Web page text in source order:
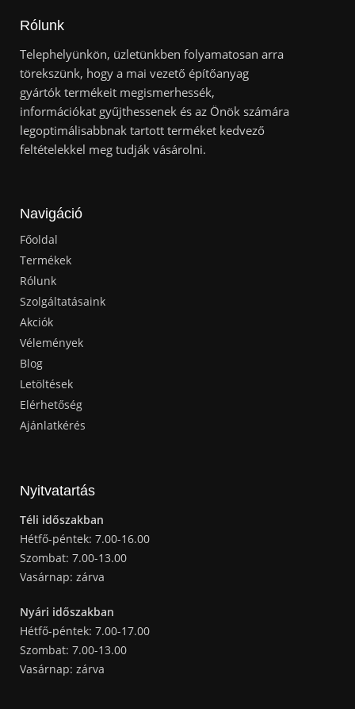
Rólunk
Telephelyünkön, üzletünkben folyamatosan arra
törekszünk, hogy a mai vezető építőanyag
gyártók termékeit megismerhessék,
információkat gyűjthessenek és az Önök számára
legoptimálisabbnak tartott terméket kedvező
feltételekkel meg tudják vásárolni.
Navigáció
Főoldal
Termékek
Rólunk
Szolgáltatásaink
Akciók
Vélemények
Blog
Letöltések
Elérhetőség
Ajánlatkérés
Nyitvatartás
Téli időszakban
Hétfő-péntek: 7.00-16.00
Szombat: 7.00-13.00
Vasárnap: zárva
Nyári időszakban
Hétfő-péntek: 7.00-17.00
Szombat: 7.00-13.00
Vasárnap: zárva